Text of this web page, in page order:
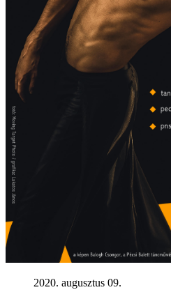
2020. augusztus 09.